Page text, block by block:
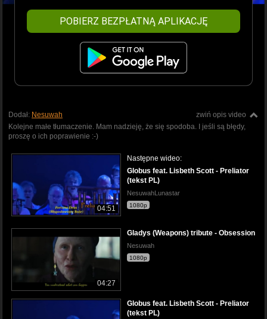
POBIERZ BEZPŁATNĄ APLIKACJĘ
zwiń opis video
Dodał: Nesuwah
Kolejne małe tłumaczenie. Mam nadzieję, że się spodoba. I jeśli są błędy,
proszę o ich poprawienie :-)
04:51
Następne wideo:
Globus feat. Lisbeth Scott - Preliator
(tekst PL)
NesuwahLunastar
1080p
04:27
Gladys (Weapons) tribute - Obsession
Nesuwah
1080p
Globus feat. Lisbeth Scott - Preliator
(tekst PL)